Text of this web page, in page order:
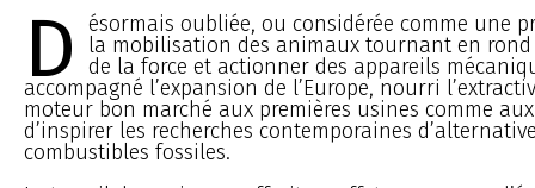
D
ésormais oubliée, ou considérée comme une
la mobilisation des animaux tournant en
de la force et actionner des appareils
accompagné l’expansion de l’Europe, nourri
moteur bon marché aux premières usines comme
d’inspirer les recherches contemporaines
combustibles fossiles.